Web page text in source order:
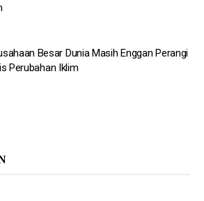
Besar Dunia Masih Enggan Perangi
Perubahan Iklim